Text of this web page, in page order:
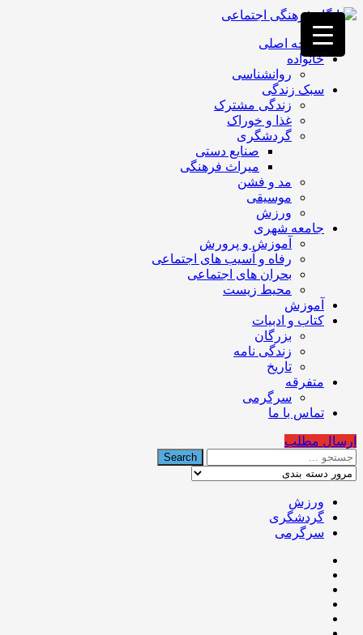
فصد
خون
غرب
تهران
خشکشویی
تصفیه
تهران
صفحه اصلی
خانواده
روانشناسی
سبک زندگی
زندگی مشترک
غذا و خوراک
گردشگری
صنایع دستی
میراث فرهنگی
مد و فشن
موسیقی
ورزش
جامعه شهری
آموزش و پرورش
رفاه و آسیب های اجتماعی
بحران های اجتماعی
محیط زیست
آموزش
کتاب و ادبیات
بزرگان
زندگی نامه
تاریخ
متفرقه
سرگرمی
تماس با ما
ارسال مطلب
ورزش
گردشگری
سرگرمی